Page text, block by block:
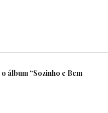
álbum “Sozinho e Bem